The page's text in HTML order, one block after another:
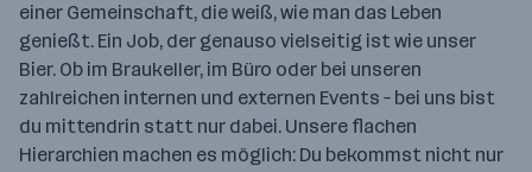
einer Gemeinschaft, die weiß, wie man das Leben
genießt. Ein Job, der genauso vielseitig ist wie unser
Bier. Ob im Braukeller, im Büro oder bei unseren
zahlreichen internen und externen Events – bei uns bist
du mittendrin statt nur dabei. Unsere flachen
Hierarchien machen es möglich: Du bekommst nicht nur